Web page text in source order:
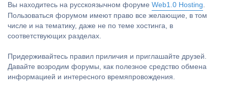
Вы находитесь на русскоязычном форуме Web1.0 Hosting.
Пользоваться форумом имеют право все желающие, в том
числе и на тематику, даже не по теме хостинга, в
соответствующих разделах.
Придерживайтесь правил приличия и приглашайте друзей.
Давайте возродим форумы, как полезное средство обмена
информацией и интересного времяпровождения.